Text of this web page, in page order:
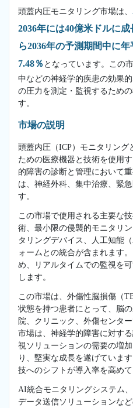
頭蓋内圧モニタリング市場は、
2036年には40億米ドルに
ら2036年の予測期間中に
7.48％ となっています。この
中などの神経学的疾患の効果
の圧力を測定・監視するため
す。
市場の説明
頭蓋内圧（ICP）モニタリング
ための医療機器と技術を使用
的障害の診断と管理において
は、神経外科、集中治療、緊
す。
この市場で使用される主要な
術、最小限の侵襲的モニタリ
タリングデバイス、人工知能
ォームとの統合が含まれます
め、リアルタイムでの監視を
します。
この市場は、外傷性脳損傷（
状態を持つ患者にとって、脳
院、クリニック、外傷センタ
市場は、神経学的障害に対す
視ソリューションの需要の増
り、堅実な成長を遂げていま
技へのシフトが導入率を高めて
AI統合モニタリングシステム
データ送信ソリューションな